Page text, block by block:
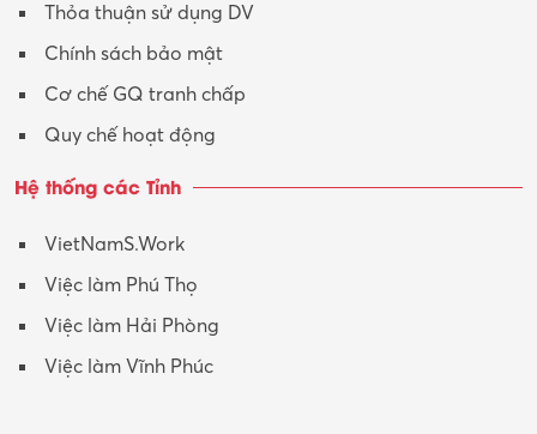
Thỏa thuận sử dụng DV
Chính sách bảo mật
Cơ chế GQ tranh chấp
Quy chế hoạt động
Hệ thống các Tỉnh
VietNamS.Work
Việc làm Phú Thọ
Việc làm Hải Phòng
Việc làm Vĩnh Phúc